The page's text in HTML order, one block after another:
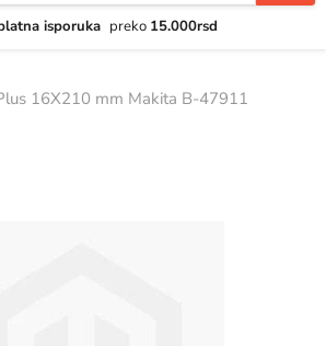
isporuka preko 15.000rsd
16X210 mm Makita B-47911